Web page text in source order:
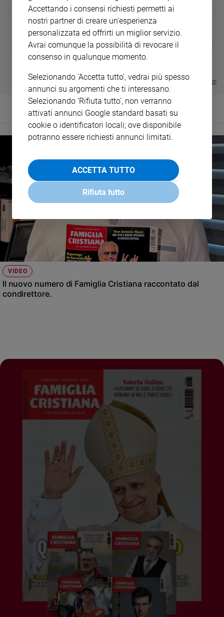
LE GRANDI BASILICHE ITALIANE
- VOL DA 1 AL 5
DIARIO G 2026-27
Visualizza tutte le collection
VIDEO
Il nuovo numero di Famiglia Cristiana raccontato dal
condirettore.
Accettando i consensi richiesti permetti ai
nostri partner di creare un'esperienza
personalizzata ed offrirti un miglior servizio.
Avrai comunque la possibilità di revocare il
consenso in qualunque momento.
Selezionando 'Accetta tutto', vedrai più spesso
annunci su argomenti che ti interessano.
Selezionando 'Rifiuta tutto', non verranno
attivati annunci Google standard basati su
cookie o identificatori locali; ove disponibile
potranno essere richiesti annunci limitati.
ACCETTA TUTTO
Rifiuta tutto